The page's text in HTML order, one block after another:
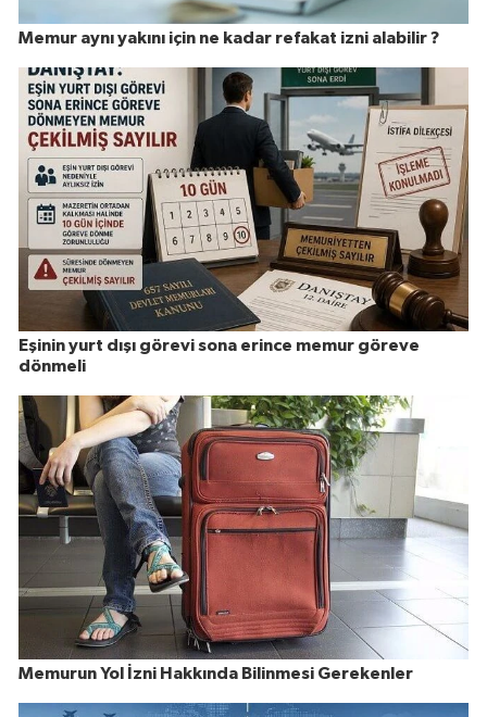
Memur aynı yakını için ne kadar refakat izni alabilir ?
Eşinin yurt dışı görevi sona erince memur göreve
dönmeli
Memurun Yol İzni Hakkında Bilinmesi Gerekenler